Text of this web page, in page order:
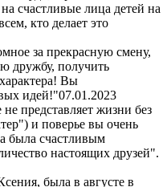
счастливые лица детей на
кто делает это
за прекрасную смену,
дружбу, получить
Вы
идей!"07.01.2023
представляет жизни без
и поверье вы очень
была счастливым
настоящих друзей".
была в августе в